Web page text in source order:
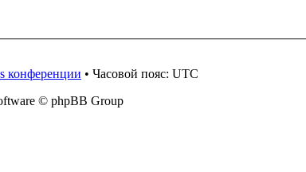
конференции • Часовой пояс: UTC
© phpBB Group